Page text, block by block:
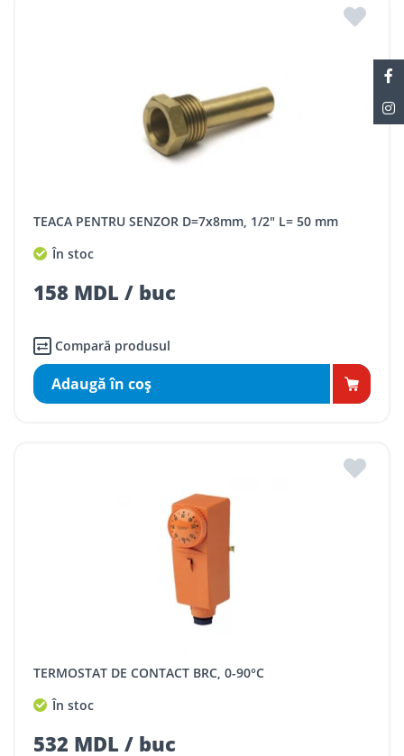
TEACA PENTRU SENZOR D=7x8mm, 1/2" L= 50 mm
În stoc
158 MDL / buc
Compară produsul
Adaugă în coş
TERMOSTAT DE CONTACT BRC, 0-90°C
În stoc
532 MDL / buc